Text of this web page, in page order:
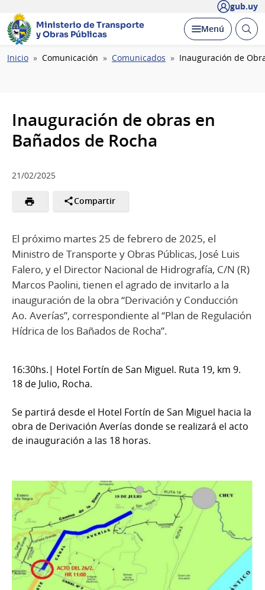
gub.uy
Ministerio de Transporte
y Obras Públicas
Desplegar
Menú Abrir
Ruta
Inicio Comunicación Comunicados Inauguración de
Inauguración de obras en
Bañados de Rocha
21/02/2025
Compartir
El próximo martes 25 de febrero de 2025, el
Ministro de Transporte y Obras Públicas, José Luis
Falero, y el Director Nacional de Hidrografía, C/N (R)
Marcos Paolini, tienen el agrado de invitarlo a la
inauguración de la obra “Derivación y Conducción
Ao. Averías”, correspondiente al “Plan de Regulación
Hídrica de los Bañados de Rocha”.
16:30hs.| Hotel Fortín de San Miguel. Ruta 19, km 9.
18 de Julio, Rocha.
Se partirá desde el Hotel Fortín de San Miguel hacia la
obra de Derivación Averías donde se realizará el acto
de inauguración a las 18 horas.